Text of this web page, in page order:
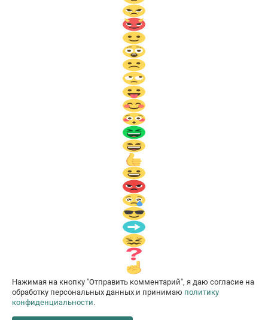
Нажимая на кнопку "Отправить комментарий", я даю согласие на
обработку персональных данных и принимаю политику
конфиденциальности.